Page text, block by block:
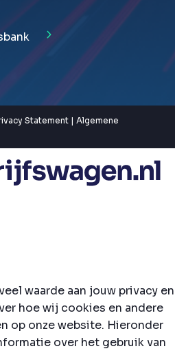
Statement | Algemene
waarde aan jouw privacy en
hoe wij cookies en andere
op onze website. Hieronder
over het gebruik van